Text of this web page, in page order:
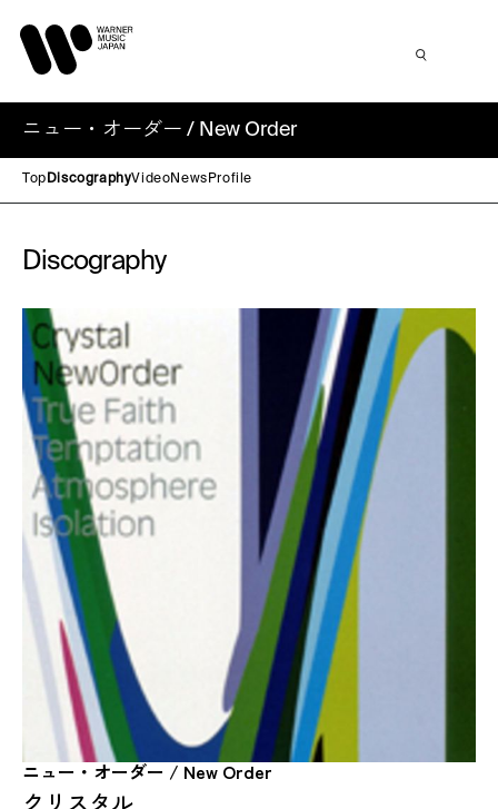
ニュー・オーダー / New Order
Top DiscographyVideoNews Profile
Discography
ニュー・オーダー / New Order
クリスタル